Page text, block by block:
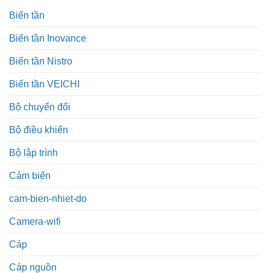
Biến tần
Biến tần Inovance
Biến tần Nistro
Biến tần VEICHI
Bộ chuyển đổi
Bộ điều khiển
Bộ lập trình
Cảm biến
cam-bien-nhiet-do
Camera-wifi
Cáp
Cáp nguồn